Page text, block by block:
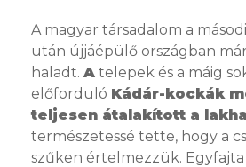
A magyar társadalom a
után újjáépülő országban
haladt. A telepek és a máig
előforduló Kádár-kockák
teljesen átalakított a
természetessé tette, hogy a
szűken értelmezzük.